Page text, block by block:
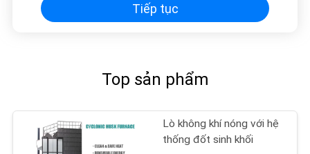
Tiếp tục
Top sản phẩm
Lò không khí nóng với hệ
thống đốt sinh khối